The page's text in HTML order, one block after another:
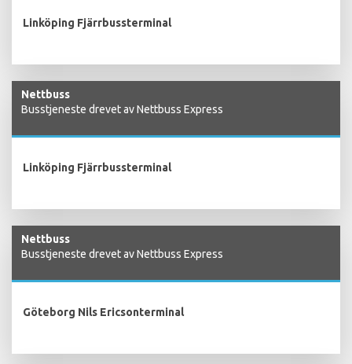
Linköping Fjärrbussterminal
Nettbuss
Busstjeneste drevet av Nettbuss Express
Linköping Fjärrbussterminal
Nettbuss
Busstjeneste drevet av Nettbuss Express
Göteborg Nils Ericsonterminal